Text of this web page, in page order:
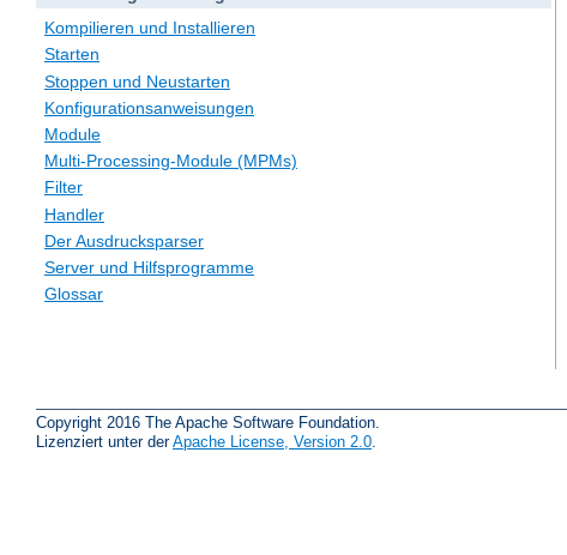
Kompilieren und Installieren
Starten
Stoppen und Neustarten
Konfigurationsanweisungen
Module
Multi-Processing-Module (MPMs)
Filter
Handler
Der Ausdrucksparser
Server und Hilfsprogramme
Glossar
Copyright 2016 The Apache Software Foundation.
Lizenziert unter derApache License, Version 2.0